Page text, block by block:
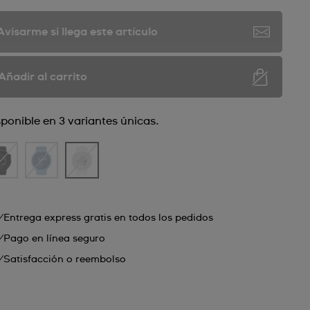
si llega este artículo
al carrito
en 3 variantes únicas.
Entrega express gratis en todos los pedidos
Pago en línea seguro
Satisfacción o reembolso